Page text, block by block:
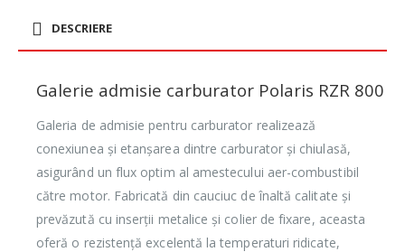
DESCRIERE
Galerie admisie carburator Polaris RZR 800
Galeria de admisie pentru carburator realizează
conexiunea și etanșarea dintre carburator și chiulasă,
asigurând un flux optim al amestecului aer-combustibil
către motor. Fabricată din cauciuc de înaltă calitate și
prevăzută cu inserții metalice și colier de fixare, aceasta
oferă o rezistență excelentă la temperaturi ridicate,